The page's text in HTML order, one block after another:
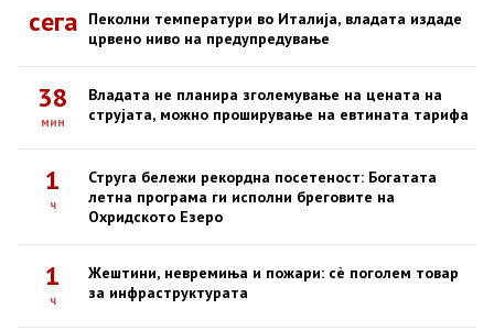
сега
Пеколни температури во Италија, владата издаде
црвено ниво на предупредување
38
мин
Владата не планира зголемување на цената на
струјата, можно проширување на евтината тарифа
1
ч
Струга бележи рекордна посетеност: Богатата
летна програма ги исполни бреговите на
Охридското Езеро
1
ч
Жештини, невремиња и пожари: сè поголем товар
за инфраструктурата